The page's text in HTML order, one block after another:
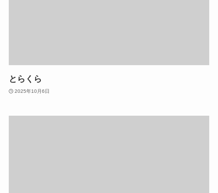
とらくら
2025年10月6日